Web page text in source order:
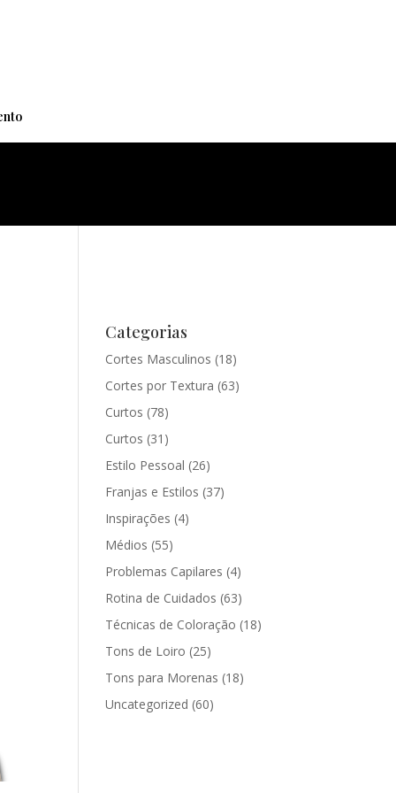
Categorias
Cortes Masculinos (18)
Cortes por Textura (63)
Curtos (78)
Curtos (31)
Estilo Pessoal (26)
Franjas e Estilos (37)
Inspirações (4)
Médios (55)
Problemas Capilares (4)
Rotina de Cuidados (63)
Técnicas de Coloração (18)
Tons de Loiro (25)
Tons para Morenas (18)
Uncategorized (60)